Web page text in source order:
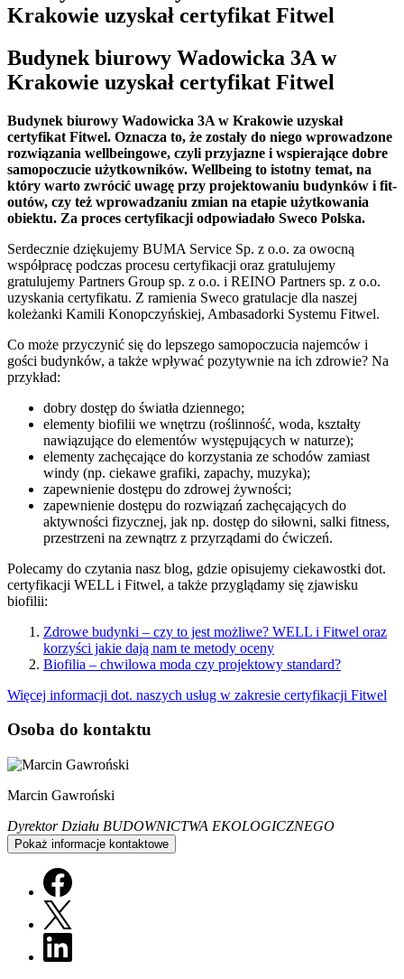
Budynek biurowy Wadowicka 3A w
Krakowie uzyskał certyfikat Fitwel
Budynek biurowy Wadowicka 3A w Krakowie uzyskał
certyfikat Fitwel. Oznacza to, że zostały do niego wprowadzone
rozwiązania wellbeingowe, czyli przyjazne i wspierające dobre
samopoczucie użytkowników. Wellbeing to istotny temat, na
który warto zwrócić uwagę przy projektowaniu budynków i fit-
outów, czy też wprowadzaniu zmian na etapie użytkowania
obiektu. Za proces certyfikacji odpowiadało Sweco Polska.
Serdecznie dziękujemy BUMA Service Sp. z o.o. za owocną
współpracę podczas procesu certyfikacji oraz gratulujemy
gratulujemy Partners Group sp. z o.o. i REINO Partners sp. z o.o.
uzyskania certyfikatu. Z ramienia Sweco gratulacje dla naszej
koleżanki Kamili Konopczyńskiej, Ambasadorki Systemu Fitwel.
Co może przyczynić się do lepszego samopoczucia najemców i
gości budynków, a także wpływać pozytywnie na ich zdrowie? Na
przykład:
dobry dostęp do światła dziennego;
elementy biofilii we wnętrzu (roślinność, woda, kształty
nawiązujące do elementów występujących w naturze);
elementy zachęcające do korzystania ze schodów zamiast
windy (np. ciekawe grafiki, zapachy, muzyka);
zapewnienie dostępu do zdrowej żywności;
zapewnienie dostępu do rozwiązań zachęcających do
aktywności fizycznej, jak np. dostęp do siłowni, salki fitness,
przestrzeni na zewnątrz z przyrządami do ćwiczeń.
Polecamy do czytania nasz blog, gdzie opisujemy ciekawostki dot.
certyfikacji WELL i Fitwel, a także przyglądamy się zjawisku
biofilii:
Zdrowe budynki – czy to jest możliwe? WELL i Fitwel oraz
korzyści jakie dają nam te metody oceny
Biofilia – chwilowa moda czy projektowy standard?
Więcej informacji dot. naszych usług w zakresie certyfikacji Fitwel
Osoba do kontaktu
Marcin Gawroński
Dyrektor Działu BUDOWNICTWA EKOLOGICZNEGO
Pokaż informacje kontaktowe